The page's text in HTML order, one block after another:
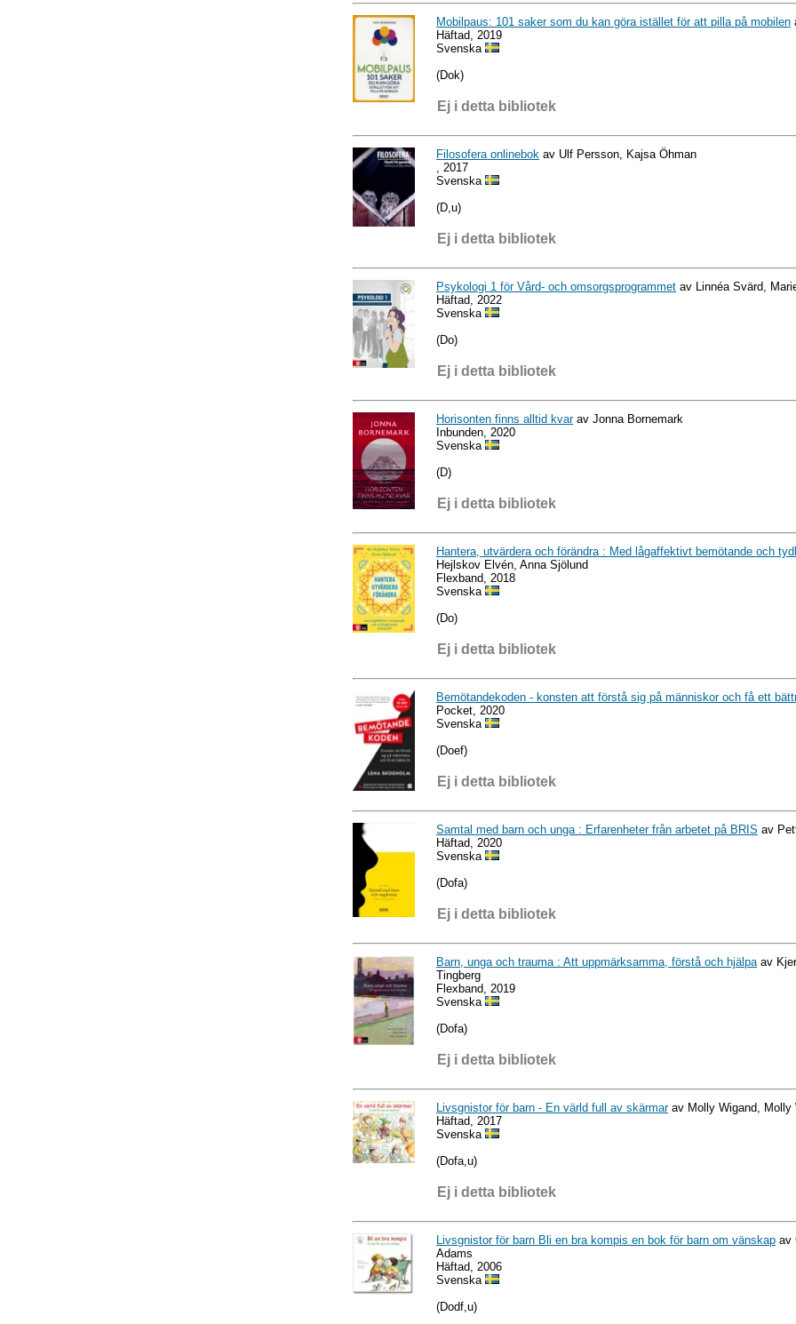
Mobilpaus: 101 saker som du kan göra istället för att pilla på mobilen
Häftad, 2019
Svenska
(Dok)
Ej i detta bibliotek
Filosofera onlinebok av Ulf Persson, Kajsa Öhman
, 2017
Svenska
(D,u)
Ej i detta bibliotek
Psykologi 1 för Vård- och omsorgsprogrammet av Linnéa Svärd,
Häftad, 2022
Svenska
(Do)
Ej i detta bibliotek
Horisonten finns alltid kvarav Jonna Bornemark
Inbunden, 2020
Svenska
(D)
Ej i detta bibliotek
Hantera, utvärdera och förändra : Med lågaffektivt bemötande och
Hejlskov Elvén, Anna Sjölund
Flexband, 2018
Svenska
(Do)
Ej i detta bibliotek
Bemötandekoden - konsten att förstå sig på människor och få ett
Pocket, 2020
Svenska
(Doef)
Ej i detta bibliotek
Samtal med barn och unga : Erfarenheter från arbetet på BRIS av
Häftad, 2020
Svenska
(Dofa)
Ej i detta bibliotek
Barn, unga och trauma : Att uppmärksamma, förstå och hjälpa av
Tingberg
Flexband, 2019
Svenska
(Dofa)
Ej i detta bibliotek
Livsgnistor för barn - En värld full av skärmarav Molly Wigand, Molly
Häftad, 2017
Svenska
(Dofa,u)
Ej i detta bibliotek
Livsgnistor för barn Bli en bra kompis en bok för barn om vänskap av
Adams
Häftad, 2006
Svenska
(Dodf,u)